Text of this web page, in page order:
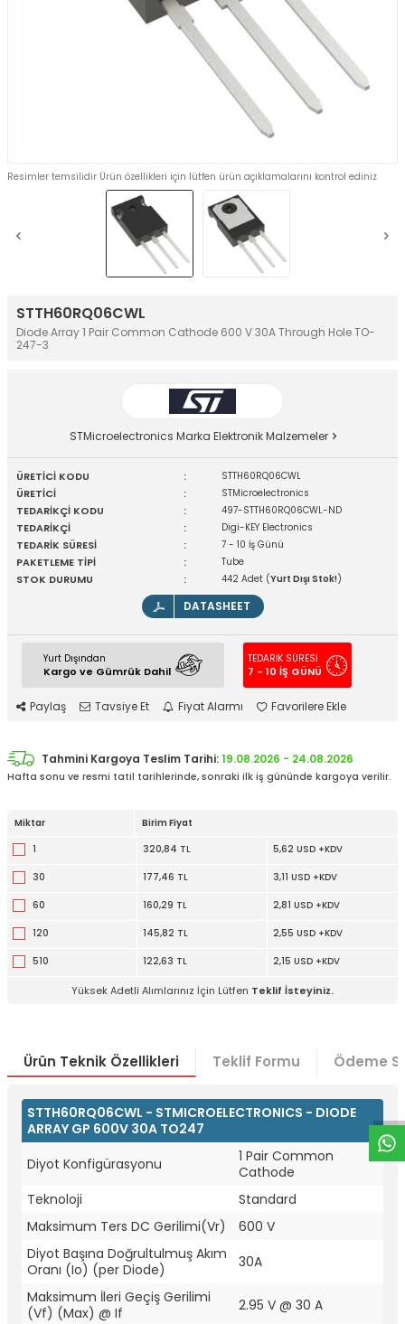
W
h
t
a
p
p
D
e
s
e
H
a
t
t
STTH60RQ06CWL
Diode Array 1 Pair Common Cathode 600 V 30A Through Hole TO-
247-3
Resimler temsilidir Ürün özellikleri için lütfen ürün açıklamalarını kontrol ediniz
STMicroelectronics Marka Elektronik Malzemeler
ÜRETİCİ KODU : STTH60RQ06CWL
ÜRETİCİ : STMicroelectronics
TEDARİKÇİ KODU : 497-STTH60RQ06CWL-ND
TEDARİKÇİ : Digi-KEY Electronics
TEDARİK SÜRESİ : 7 - 10 İş Günü
PAKETLEME TİPİ : Tube
STOK DURUMU : 442 Adet (Yurt Dışı Stok!)
DATASHEET
Yurt Dışından
Kargo ve Gümrük Dahil
TEDARİK SÜRESİ
7 - 10 İŞ GÜNÜ
Paylaş Tavsiye Et Fiyat Alarmı Favorilere Ekle
Tahmini Kargoya Teslim Tarihi:19.08.2026 - 24.08.2026
Hafta sonu ve resmi tatil tarihlerinde, sonraki ilk iş gününde kargoya verilir.
Miktar
Birim Fiyat
1
320,84 TL 5,62 USD +KDV
30 177,46 TL 3,11 USD +KDV
60 160,29 TL 2,81 USD +KDV
120 145,82 TL 2,55 USD +KDV
510 122,63 TL 2,15 USD +KDV
Yüksek Adetli Alımlarınız İçin Lütfen Teklif İsteyiniz.
Ürün Teknik Özellikleri Teklif Formu Ödeme
STTH60RQ06CWL - STMICROELECTRONICS - DIODE
ARRAY GP 600V 30A TO247
Diyot Konfigürasyonu
1 Pair Common
Cathode
Teknoloji
Standard
Maksimum Ters DC Gerilimi(Vr)
600 V
Diyot Başına Doğrultulmuş Akım
Oranı (Io) (per Diode)
30A
Maksimum İleri Geçiş Gerilimi
(Vf) (Max) @ If
2.95 V @ 30 A